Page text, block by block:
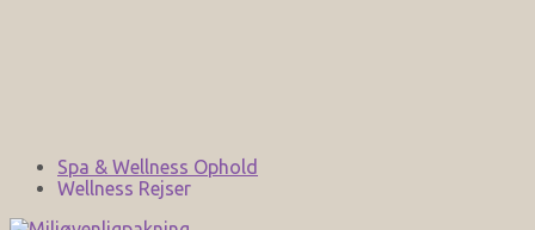
Spa & Wellness Ophold
Wellness Rejser